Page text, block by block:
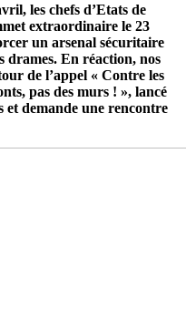
les chefs d’Etats de
extraordinaire le 23
un arsenal sécuritaire
drames. En réaction, nos
de l’appel « Contre les
pas des murs ! », lancé
demande une rencontre